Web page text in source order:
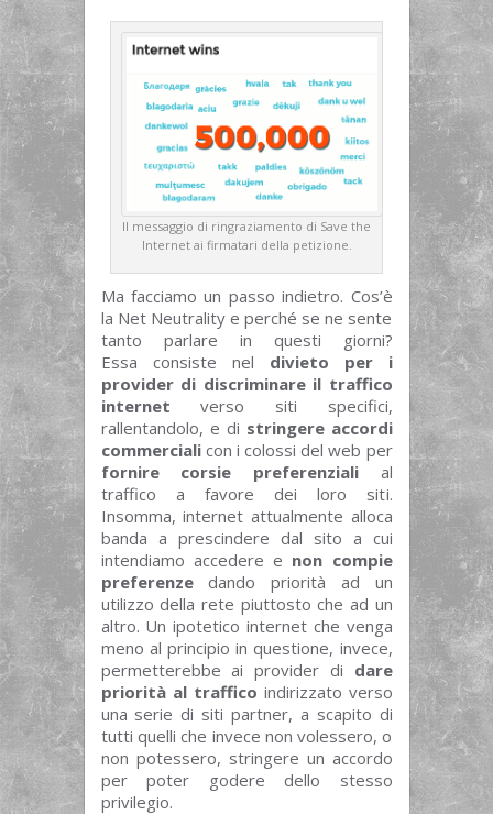
Il messaggio di ringraziamento di Save the
Internet ai firmatari della petizione.
Ma facciamo un passo indietro. Cos’è
la Net Neutrality e perché se ne sente
tanto parlare in questi giorni?
Essa consiste nel divieto per i
provider di discriminare il traffico
internetverso siti specifici,
rallentandolo, e di stringere accordi
commercialicon i colossi del web per
fornire corsie preferenzialial
traffico a favore dei loro siti.
Insomma, internet attualmente alloca
banda a prescindere dal sito a cui
intendiamo accedere e non compie
preferenzedando priorità ad un
utilizzo della rete piuttosto che ad un
altro. Un ipotetico internet che venga
meno al principio in questione, invece,
permetterebbe ai provider di dare
priorità al traffico indirizzato verso
una serie di siti partner, a scapito di
tutti quelli che invece non volessero, o
non potessero, stringere un accordo
per poter godere dello stesso
privilegio.